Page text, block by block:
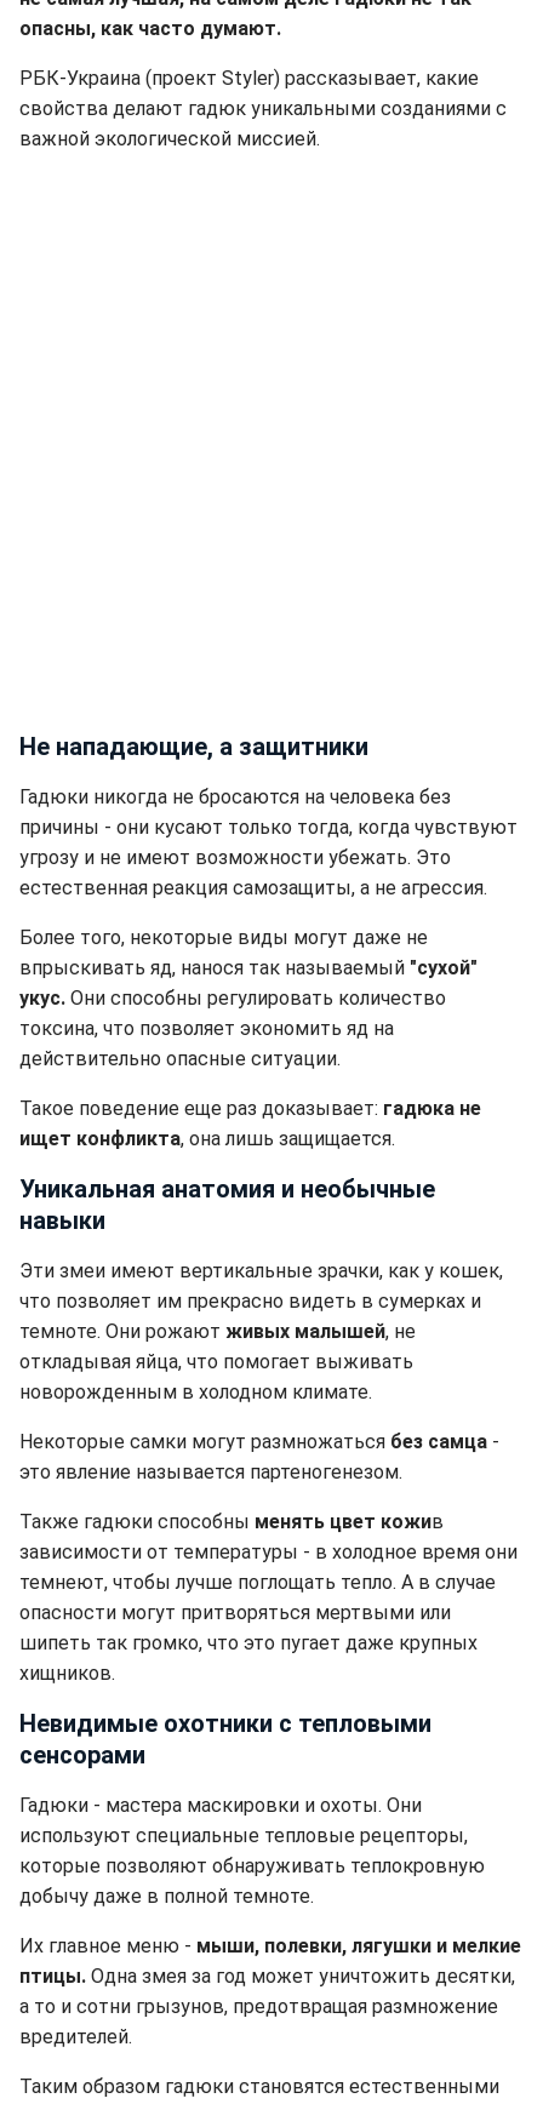
опасны, как часто думают.
РБК-Украина (проект Styler) рассказывает, какие
свойства делают гадюк уникальными созданиями с
важной экологической миссией.
Не нападающие, а защитники
Гадюки никогда не бросаются на человека без
причины - они кусают только тогда, когда чувствуют
угрозу и не имеют возможности убежать. Это
естественная реакция самозащиты, а не агрессия.
Более того, некоторые виды могут даже не
впрыскивать яд, нанося так называемый "сухой"
укус. Они способны регулировать количество
токсина, что позволяет экономить яд на
действительно опасные ситуации.
Такое поведение еще раз доказывает: гадюка не
ищет конфликта, она лишь защищается.
Уникальная анатомия и необычные
навыки
Эти змеи имеют вертикальные зрачки, как у кошек,
что позволяет им прекрасно видеть в сумерках и
темноте. Они рожают живых малышей, не
откладывая яйца, что помогает выживать
новорожденным в холодном климате.
Некоторые самки могут размножаться без самца -
это явление называется партеногенезом.
Также гадюки способны менять цвет кожив
зависимости от температуры - в холодное время они
темнеют, чтобы лучше поглощать тепло. А в случае
опасности могут притворяться мертвыми или
шипеть так громко, что это пугает даже крупных
хищников.
Невидимые охотники с тепловыми
сенсорами
Гадюки - мастера маскировки и охоты. Они
используют специальные тепловые рецепторы,
которые позволяют обнаруживать теплокровную
добычу даже в полной темноте.
Их главное меню - мыши, полевки, лягушки и мелкие
птицы. Одна змея за год может уничтожить десятки,
а то и сотни грызунов, предотвращая размножение
вредителей.
Таким образом гадюки становятся естественными